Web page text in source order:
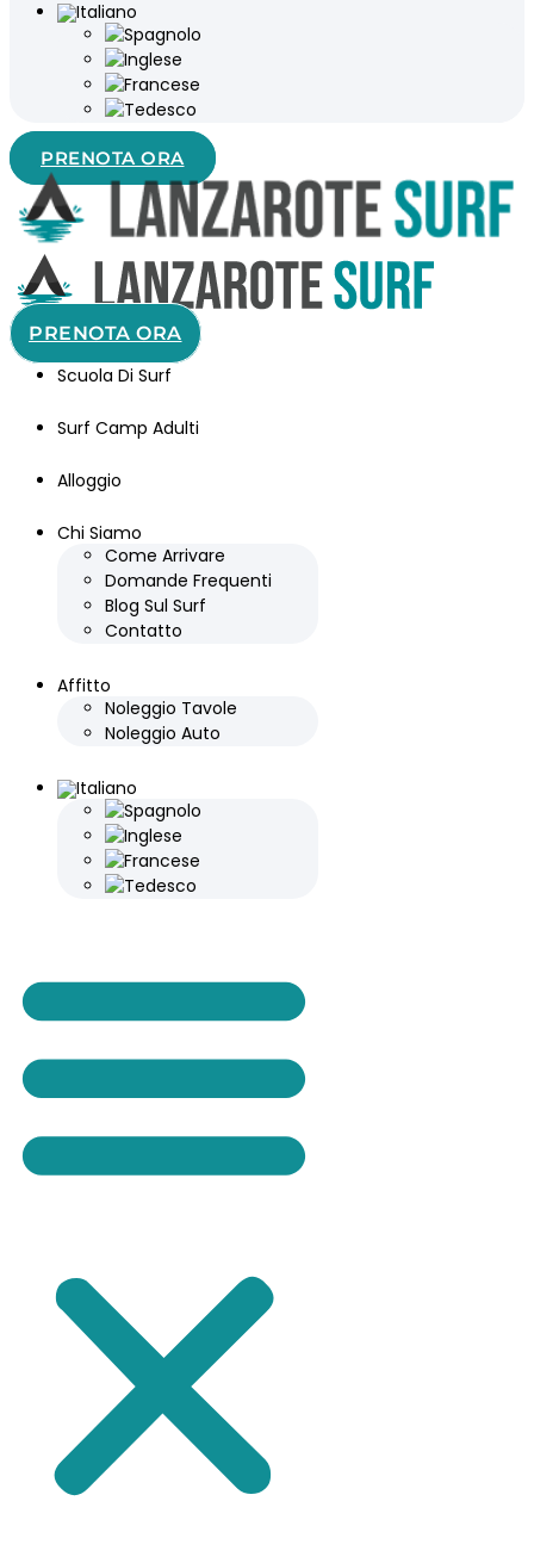
PRENOTA ORA
PRENOTA ORA
Scuola Di Surf
Surf Camp Adulti
Alloggio
Chi Siamo
Come Arrivare
Domande Frequenti
Blog Sul Surf
Contatto
Affitto
Noleggio Tavole
Noleggio Auto